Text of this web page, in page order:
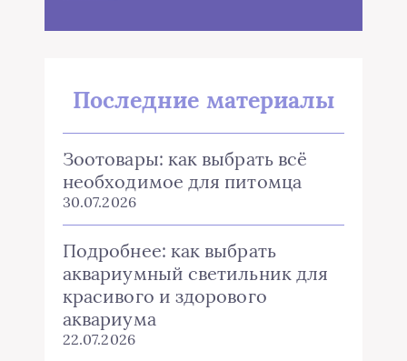
Последние материалы
Зоотовары: как выбрать всё
необходимое для питомца
30.07.2026
Подробнее: как выбрать
аквариумный светильник для
красивого и здорового
аквариума
22.07.2026